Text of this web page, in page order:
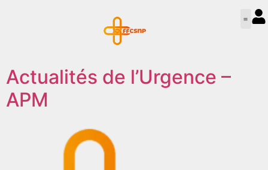
Actualités de l’Urgence –
APM